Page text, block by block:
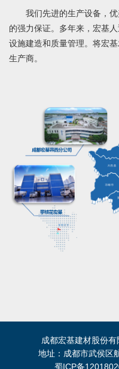
我们先进的生产设备，
的强力保证。多年来，宏基
设施建造和质量管理。将宏
生产商。
成都宏基建材股份
地址：成都市武侯区
蜀ICP备